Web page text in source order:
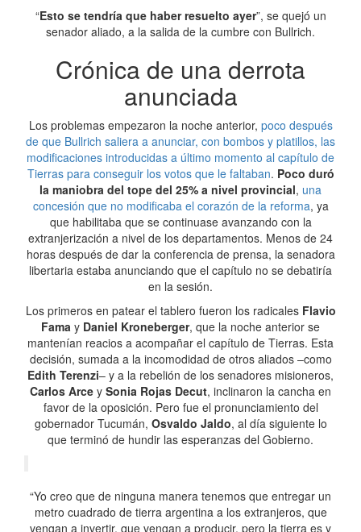
“Esto se tendría que haber resuelto ayer”, se quejó un
senador aliado, a la salida de la cumbre con Bullrich.
Crónica de una derrota
anunciada
Los problemas empezaron la noche anterior, poco después
de que Bullrich saliera a anunciar, con bombos y platillos, las
modificaciones introducidas a último momento al capítulo de
Tierras para conseguir los votos que le faltaban. Poco duró
la maniobra del tope del 25% a nivel provincial, una
concesión que no modificaba el corazón de la reforma, ya
que habilitaba que se continuase avanzando con la
extranjerización a nivel de los departamentos. Menos de 24
horas después de dar la conferencia de prensa, la senadora
libertaria estaba anunciando que el capítulo no se debatiría
en la sesión.
Los primeros en patear el tablero fueron los radicales Flavio
Fama y Daniel Kroneberger, que la noche anterior se
mantenían reacios a acompañar el capítulo de Tierras. Esta
decisión, sumada a la incomodidad de otros aliados –como
Edith Terenzi– y a la rebelión de los senadores misioneros,
Carlos Arce y Sonia Rojas Decut, inclinaron la cancha en
favor de la oposición. Pero fue el pronunciamiento del
gobernador Tucumán, Osvaldo Jaldo, al día siguiente lo
que terminó de hundir las esperanzas del Gobierno.
“Yo creo que de ninguna manera tenemos que entregar un
metro cuadrado de tierra argentina a los extranjeros, que
vengan a invertir, que vengan a producir, pero la tierra es y